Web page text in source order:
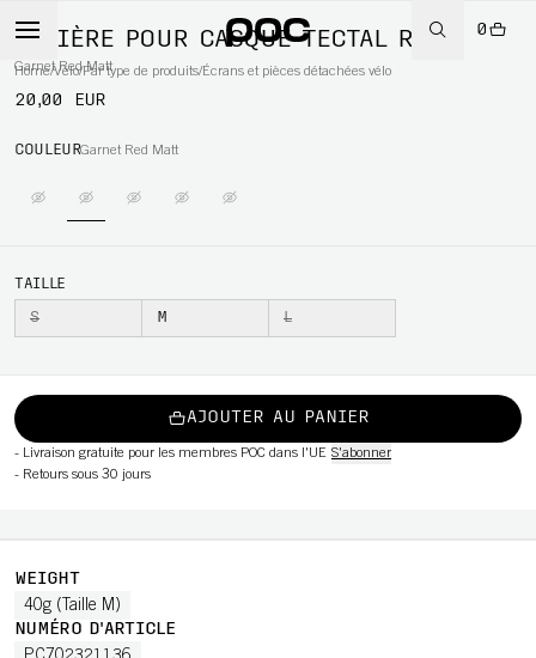
0
Home/Vélo/Par type de produits/Écrans et pièces détachées vélo
VISIÈRE POUR CASQUE TECTAL RACE
Garnet Red Matt
20,00 EUR
COULEURGarnet Red Matt
TAILLE
S M L
AJOUTER AU PANIER
- Livraison gratuite pour les membres POC dans l'UE S'abonner
- Retours sous 30 jours
WEIGHT
40g (Taille M)
NUMÉRO D'ARTICLE